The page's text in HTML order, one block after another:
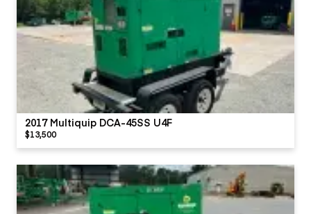
2017 Multiquip DCA-45SS U4F
$13,500